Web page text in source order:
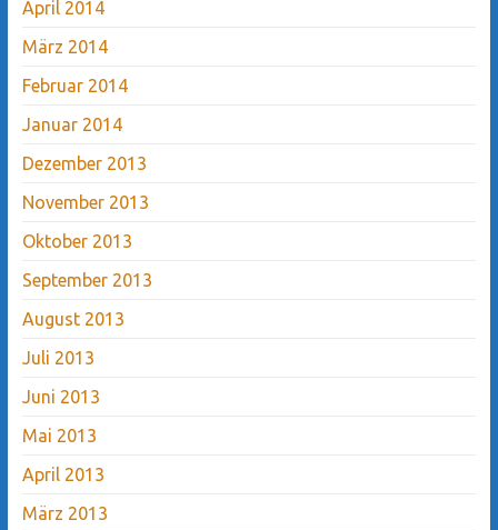
April 2014
März 2014
Februar 2014
Januar 2014
Dezember 2013
November 2013
Oktober 2013
September 2013
August 2013
Juli 2013
Juni 2013
Mai 2013
April 2013
März 2013